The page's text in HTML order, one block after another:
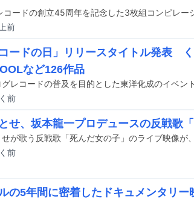
前
コードの日」リリースタイトル発表
など126作品
前
せ、坂本龍一プロデュースの反戦歌
前
の5年間に密着したドキュメンタリ